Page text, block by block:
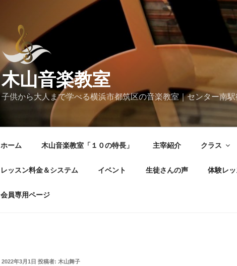
木山音楽教室
子供から大人まで学べる横浜市都筑区の音楽教室｜センター南
ホーム 木山音楽教室「１０の特長」 主宰紹介 クラス
レッスン料金＆システム イベント 生徒さんの声 体験レ
会員専用ページ
投
2022年3月1日 投稿者: 木山舞子